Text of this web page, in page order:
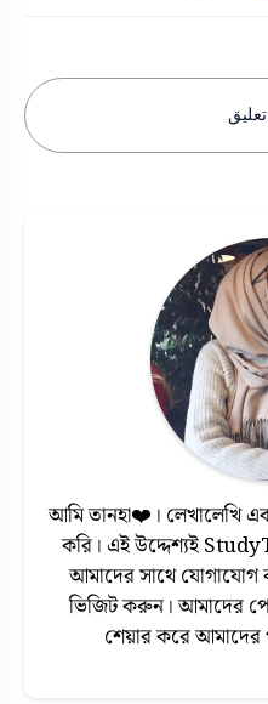
আমি তানহা❤️। লেখালেখি
করি। এই উদ্দেশ্যই
আমাদের সাথে
ভিজিট করুন। আমাদের
শেয়ার করে